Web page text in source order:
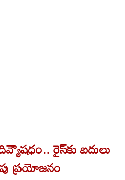
రైస్‌కు బదులు
ప్రయోజనం